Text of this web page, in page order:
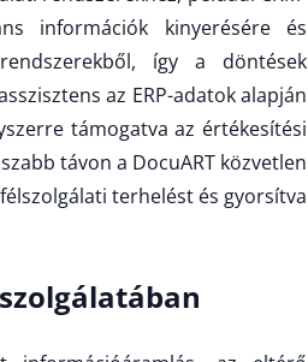
információk kinyerésére és
így a döntések
az ERP-adatok alapján
támogatva az értékesítési
távon a DocuART közvetlen
terhelést és gyorsítva